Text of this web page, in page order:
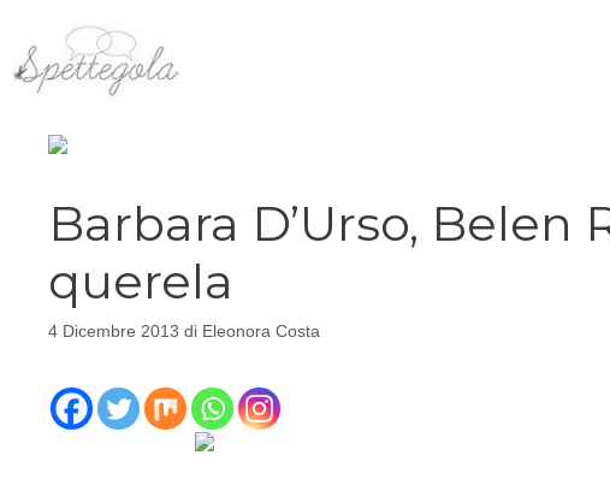
contenuto
Barbara D’Urso, Belen
querela
4 Dicembre 2013 di Eleonora Costa